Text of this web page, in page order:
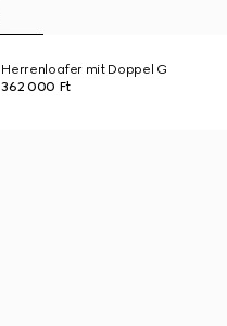
Herrenloafer mit Doppel G
362 000 Ft